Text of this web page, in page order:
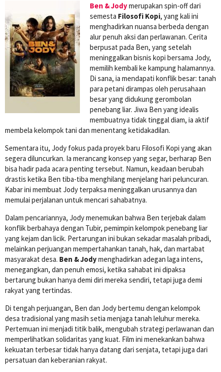
Ben & Jodymerupakan spin-off dari
semesta Filosofi Kopi, yang kali ini
menghadirkan nuansa berbeda dengan
alur penuh aksi dan perlawanan. Cerita
berpusat pada Ben, yang setelah
meninggalkan bisnis kopi bersama Jody,
memilih kembali ke kampung halamannya.
Di sana, ia mendapati konflik besar: tanah
para petani dirampas oleh perusahaan
besar yang didukung gerombolan
penebang liar. Jiwa Ben yang idealis
membuatnya tidak tinggal diam, ia aktif
membela kelompok tani dan menentang ketidakadilan.
Sementara itu, Jody fokus pada proyek baru Filosofi Kopi yang akan
segera diluncurkan. Ia merancang konsep yang segar, berharap Ben
bisa hadir pada acara penting tersebut. Namun, keadaan berubah
drastis ketika Ben tiba-tiba menghilang menjelang hari peluncuran.
Kabar ini membuat Jody terpaksa meninggalkan urusannya dan
memulai perjalanan untuk mencari sahabatnya.
Dalam pencariannya, Jody menemukan bahwa Ben terjebak dalam
konflik berbahaya dengan Tubir, pemimpin kelompok penebang liar
yang kejam dan licik. Pertarungan ini bukan sekadar masalah pribadi,
melainkan perjuangan mempertahankan tanah, hak, dan martabat
masyarakat desa. Ben & Jodymenghadirkan adegan laga intens,
menegangkan, dan penuh emosi, ketika sahabat ini dipaksa
bertarung bukan hanya demi diri mereka sendiri, tetapi juga demi
rakyat yang tertindas.
Di tengah perjuangan, Ben dan Jody bertemu dengan kelompok
desa tradisional yang masih setia menjaga tanah leluhur mereka.
Pertemuan ini menjadi titik balik, mengubah strategi perlawanan dan
memperlihatkan solidaritas yang kuat. Film ini menekankan bahwa
kekuatan terbesar tidak hanya datang dari senjata, tetapi juga dari
persatuan dan keberanian rakyat.